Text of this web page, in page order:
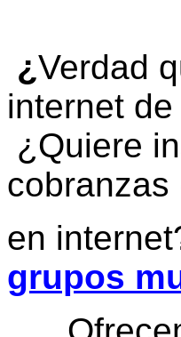
¿Verdad
internet
¿Quiere
cobranzas
en
grupos